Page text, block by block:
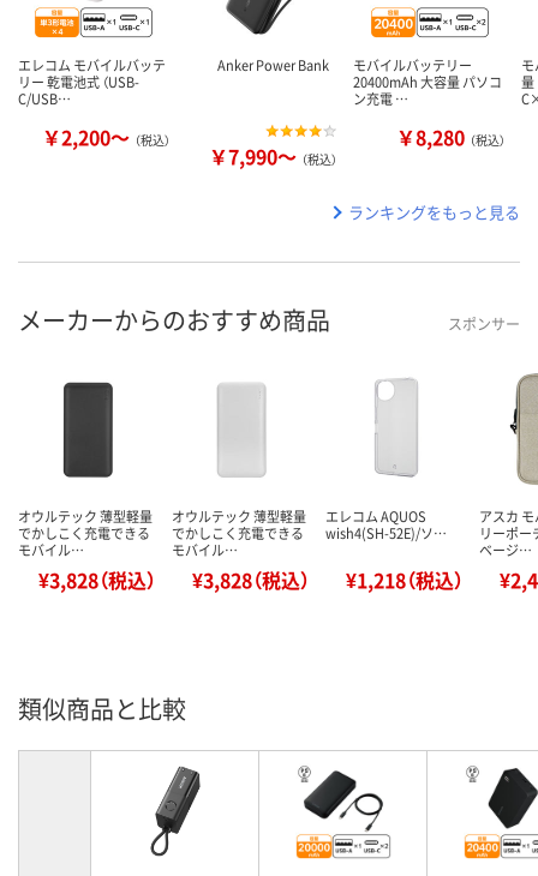
エレコム モバイルバッテ
リー 乾電池式 （USB-
C/USB…
￥2,200～ （税込）
Anker Power Bank
￥7,990～ （税込）
モバイルバッテリー
20400mAh 大容量 パソコ
ン充電 …
￥8,280 （税込）
量
ランキングをもっと見る
メーカーからのおすすめ商品 スポンサー
オウルテック 薄型軽量
でかしこく充電できる
モバイル…
¥3,828（税込）
オウルテック 薄型軽量
でかしこく充電できる
モバイル…
¥3,828（税込）
エレコム AQUOS
wish4(SH-52E)/ソ…
¥1,218（税込）
アスカ
リーポー
ベージ…
類似商品と比較